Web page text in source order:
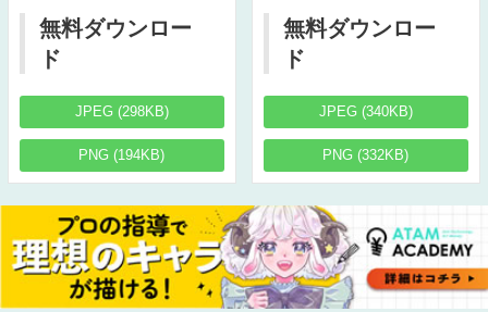
無料ダウンロー
ド
JPEG (298KB)
PNG (194KB)
無料ダウンロー
ド
JPEG (340KB)
PNG (332KB)